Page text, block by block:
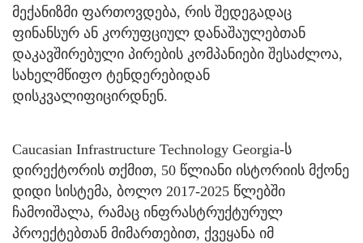
მექანიზმი ფართოვდება, რის შედეგადაც
ფინანსურ ან კორუფციულ დანაშაულებთან
დაკავშირებული პირების კომპანიები შესაძლოა,
სახელმწიფო ტენდერებიდან
დისკვალიფიცირდნენ.
Caucasian Infrastructure Technology Georgia-ს
დირექტორის თქმით, 50 წლიანი ისტორიის მქონე
დიდი სისტემა, ბოლო 2017-2025 წლებში
ჩამოიშალა, რამაც ინფრასტრუქტურულ
პროექტებთან მიმართებით, ქვეყანა იმ